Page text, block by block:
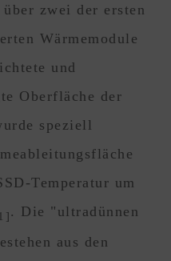
zwei der ersten
Wärmemodule
und
Oberfläche der
speziell
Temperatur um
. Die "ultradünnen
aus den